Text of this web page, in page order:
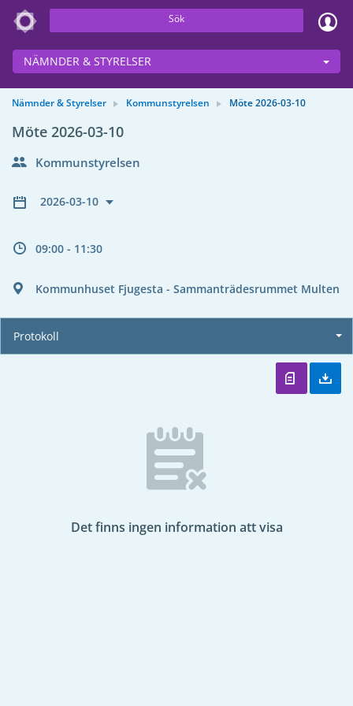
Sök
NÄMNDER & STYRELSER
Nämnder & Styrelser Kommunstyrelsen Möte 2026-03-10
Möte 2026-03-10
Kommunstyrelsen
2026-03-10
09:00 - 11:30
Kommunhuset Fjugesta - Sammanträdesrummet Multen
Protokoll
Det finns ingen information att visa